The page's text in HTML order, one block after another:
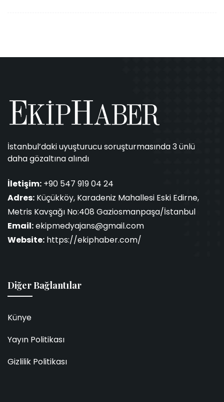
İstanbul’daki uyuşturucu soruşturmasında 3 ünlü
daha gözaltına alındı
İletişim: +90 547 919 04 24
Adres: Küçükköy, Karadeniz Mahallesi Eski Edirne,
Metris Kavşağı No:408 Gaziosmanpaşa/İstanbul
Email:ekipmedyajans@gmail.com
Website: https://ekiphaber.com/
Diğer Bağlantılar
Künye
Yayın Politikası
Gizlilik Politikası